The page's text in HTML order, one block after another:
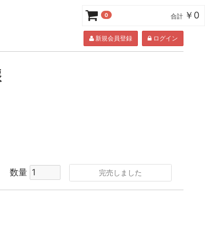
新規会員登録 ログイン
数量 完売しました
0 合計 ￥0